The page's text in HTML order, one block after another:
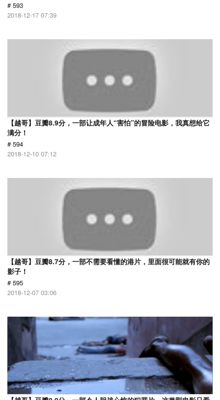
# 593
2018-12-17 07:39
【越哥】豆瓣8.9分，一部让成年人“害怕”的冒险电影，我真想给它
满分！
# 594
2018-12-10 07:12
【越哥】豆瓣8.7分，一部不需要看懂的港片，里面很可能就有你的
影子！
# 595
2018-12-07 03:06